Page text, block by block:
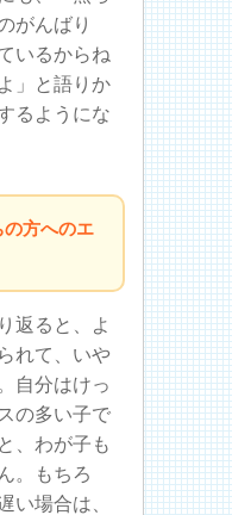
がんばり
いるからね
」と語りか
るようにな
の方へのエ
返ると、よ
れて、いや
自分はけっ
の多い子で
、わが子も
。もちろ
い場合は、